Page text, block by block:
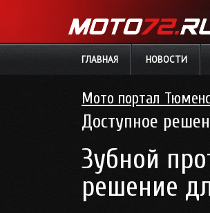
ГЛАВНАЯ НОВОСТИ
Мото портал
Доступное
Зубной
решение